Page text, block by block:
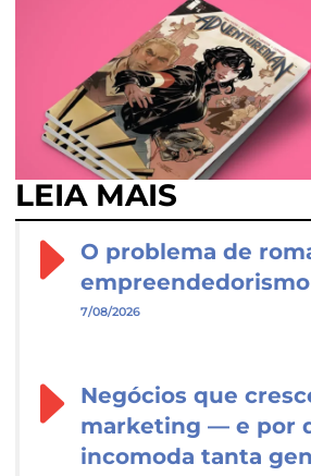
LEIA MAIS
O problema de
7/08/2026
Negócios que
marketing — e por
incomoda tanta